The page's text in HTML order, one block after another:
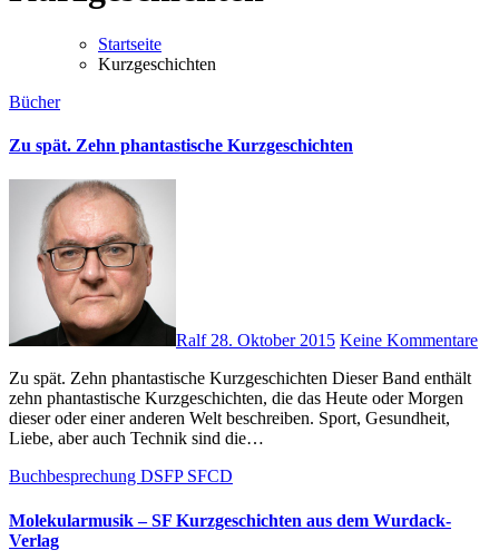
Startseite
Kurzgeschichten
Bücher
Zu spät. Zehn phantastische Kurzgeschichten
Ralf28. Oktober 2015 Keine Kommentare
Zu spät. Zehn phantastische Kurzgeschichten Dieser Band enthält
zehn phantastische Kurzgeschichten, die das Heute oder Morgen
dieser oder einer anderen Welt beschreiben. Sport, Gesundheit,
Liebe, aber auch Technik sind die…
Buchbesprechung DSFP SFCD
Molekularmusik – SF Kurzgeschichten aus dem Wurdack-
Verlag